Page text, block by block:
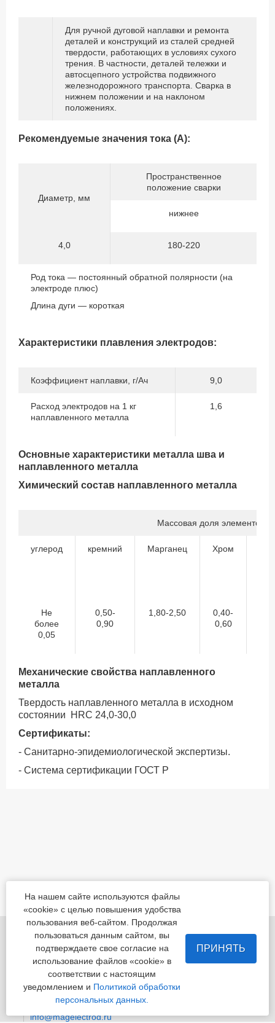
Для ручной дуговой наплавки и ремонта
деталей и конструкций из сталей средней
твердости, работающих в условиях сухого
трения. В частности, деталей тележки и
автосцепного устройства подвижного
железнодорожного транспорта. Сварка в
нижнем положении и на наклоном
положениях.
Рекомендуемые значения тока (А):
Диаметр, мм
Пространственное
положение сварки
нижнее
4,0 180-220
Род тока — постоянный обратной полярности (на
электроде плюс)
Длина дуги — короткая
Характеристики плавления электродов:
Коэффициент наплавки, г/Ач 9,0
Расход электродов на 1 кг
наплавленного металла
1,6
Основные характеристики металла шва и
наплавленного металла
Химический состав наплавленного металла
Массовая доля элементов,%
углерод кремний Марганец Хром
Не
более
0,05
0,50-
0,90
1,80-2,50
0,40-
0,60
Механические свойства наплавленного
металла
Твердость наплавленного металла в исходном
состоянии НRC 24,0-30,0
Сертификаты:
- Санитарно-эпидемиологической экспертизы.
- Система сертификации ГОСТ Р
455022, Челябинская обл., Магнитогорск, шоссе
Белорецкое, д.5
пн - пт с 8:00 до 17:00 сб-вс-вых.
Приемная +7 (3519) 24-07-29
info@magelectrod.ru
На нашем сайте используются файлы
«cookie» с целью повышения удобства
пользования веб-сайтом. Продолжая
пользоваться данным сайтом, вы
подтверждаете свое согласие на
использование файлов «cookie» в
соответствии с настоящим
уведомлением и Политикой обработки
персональных данных.
ПРИНЯТЬ